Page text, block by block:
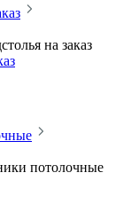
на заказ
потолочные